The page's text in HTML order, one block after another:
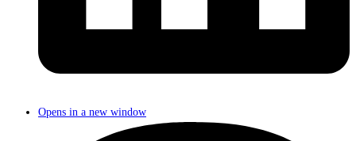
Opens in a new window